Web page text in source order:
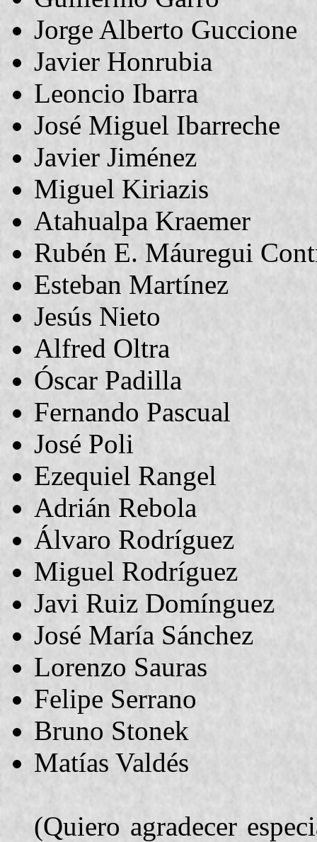
Jorge Alberto Guccione
Javier Honrubia
Leoncio Ibarra
José Miguel Ibarreche
Javier Jiménez
Miguel Kiriazis
Atahualpa Kraemer
Rubén E. Máuregui
Esteban Martínez
Jesús Nieto
Alfred Oltra
Óscar Padilla
Fernando Pascual
José Poli
Ezequiel Rangel
Adrián Rebola
Álvaro Rodríguez
Miguel Rodríguez
Javi Ruiz Domínguez
José María Sánchez
Lorenzo Sauras
Felipe Serrano
Bruno Stonek
Matías Valdés
(Quiero agradecer